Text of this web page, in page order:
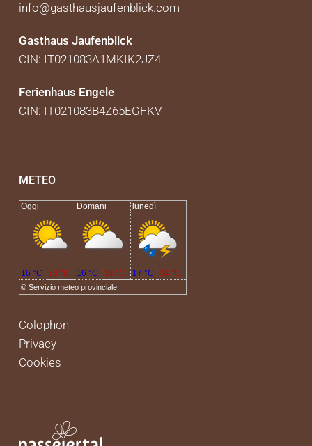
info@gasthausjaufenblick.com
Gasthaus Jaufenblick
CIN: IT021083A1MKIK2JZ4
Ferienhaus Engele
CIN: IT021083B4Z65EGFKV
METEO
Oggi Domani lunedì
© Servizio meteo provinciale
16 °C 33 °C 16 °C 34 °C 17 °C 34 °C
Colophon
Privacy
Cookies